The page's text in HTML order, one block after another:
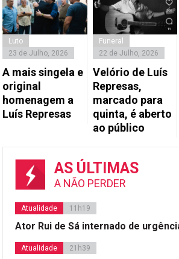
Luto
23 de Julho, 2026
A mais singela e
original
homenagem a
Luís Represas
Funeral
22 de Julho, 2026
Velório de Luís
Represas,
marcado para
quinta, é aberto
ao público
AS ÚLTIMAS
A NÃO PERDER
Atualidade 11h19
Ator Rui de Sá internado de
Atualidade 21h39